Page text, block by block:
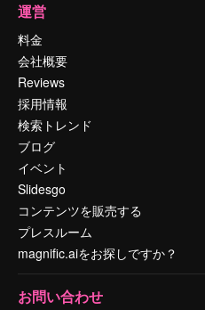
運営
料金
会社概要
Reviews
採用情報
検索トレンド
ブログ
イベント
Slidesgo
コンテンツを販売する
プレスルーム
magnific.aiをお探しですか？
お問い合わせ